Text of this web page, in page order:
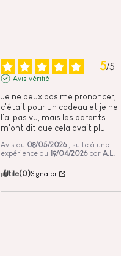
5/5
Avis vérifié
Je ne peux pas me prononcer,
c'était pour un cadeau et je ne
l'ai pas vu, mais les parents
m'ont dit que cela avait plu
Avis du 08/05/2026 , suite à une
expérience du 19/04/2026 par A.L.
Utile(0)Signaler